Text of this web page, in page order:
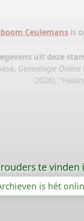
Ceulemansis
uit deze
Genealogie Online
2026),
te
is hét